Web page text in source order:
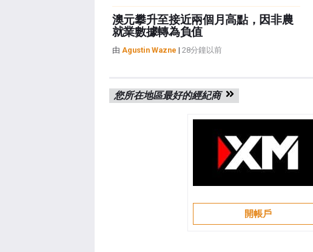
澳元攀升至接近兩個月高點，因非農
就業數據轉為負值
由 Agustin Wazne | 28分鐘以前
您所在地區最好的經紀商
開帳戶